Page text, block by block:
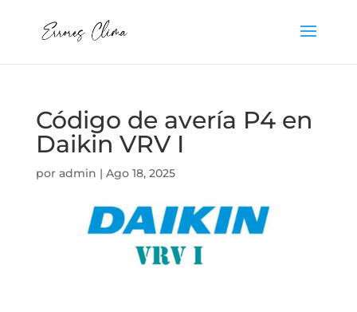
Código de avería P4 en
Daikin VRV I
por admin | Ago 18, 2025